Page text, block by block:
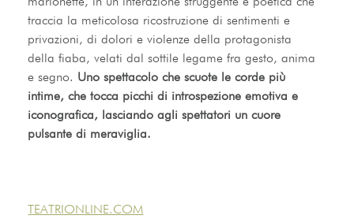
traccia la meticolosa ricostruzione di sentimenti e
privazioni, di dolori e violenze della protagonista
della fiaba, velati dal sottile legame fra gesto, anima
e segno. Uno spettacolo che scuote le corde più
intime, che tocca picchi di introspezione emotiva e
iconografica, lasciando agli spettatori un cuore
pulsante di meraviglia.
TEATRIONLINE.COM